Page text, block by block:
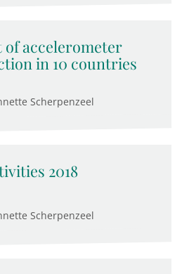
accelerometer
in 10 countries
Scherpenzeel
2018
Scherpenzeel